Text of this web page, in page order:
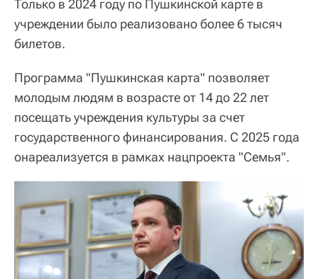
Только в 2024 году по Пушкинской карте в
учреждении было реализовано более 6 тысяч
билетов.
Программа "Пушкинская карта" позволяет
молодым людям в возрасте от 14 до 22 лет
посещать учреждения культуры за счет
государственного финансирования. С 2025 года
онареализуется в рамках нацпроекта "Семья".